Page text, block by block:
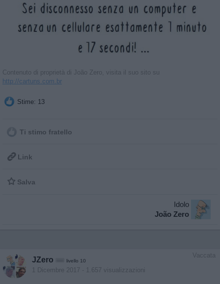
Contenuto di proprietà di João Zero, visita il suo sito su
http://cartuns.com.br
Stime: 13
Ti stimo fratello
 Link
 Salva
Idolo
João Zero
Vaccata
JZero livello 10
1 Dicembre 2017 - 1.657 visualizzazioni